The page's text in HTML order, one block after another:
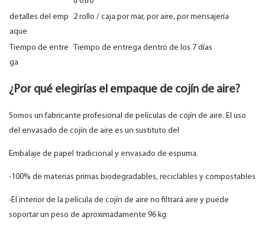
detalles del emp
aque
2 rollo / caja por mar, por aire, por mensajería
Tiempo de entre
ga
Tiempo de entrega dentro de los 7 días
¿Por qué elegirías el empaque de cojín de aire?
Somos un fabricante profesional de películas de cojín de aire. El uso
del envasado de cojín de aire es un sustituto del
Embalaje de papel tradicional y envasado de espuma.
-100% de materias primas biodegradables, reciclables y compostables
-El interior de la película de cojín de aire no filtrará aire y puede
soportar un peso de aproximadamente 96 kg